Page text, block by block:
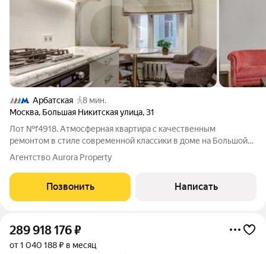
Арбатская
8 мин.
Москва, Большая Никитская улица,31
Лот №f4918. Атмосферная квартира с качественным
ремонтом в стиле современной классики в доме на Большой
Никитской улице, 31. Квартира полностью укомплектована
стильной мебелью и современной техникой, что позволяет
новому собственнику сразу заехать и
Агентство Aurora Property
Позвонить Написать
289 918 176₽
от 1 040 188 ₽ в месяц